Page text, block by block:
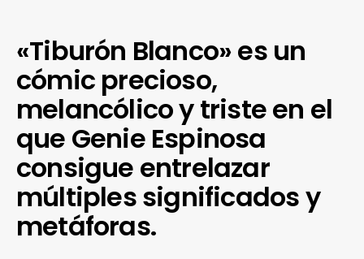
«Tiburón Blanco» es un
cómic precioso,
melancólico y triste en el
que Genie Espinosa
consigue entrelazar
múltiples significados y
metáforas.